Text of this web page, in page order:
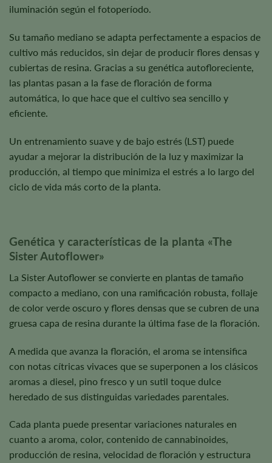
iluminación según el fotoperíodo.
Su tamaño mediano se adapta perfectamente a espacios de
cultivo más reducidos, sin dejar de producir flores densas y
cubiertas de resina. Gracias a su genética autofloreciente,
las plantas pasan a la fase de floración de forma
automática, lo que hace que el cultivo sea sencillo y
eficiente.
Un entrenamiento suave y de bajo estrés (LST) puede
ayudar a mejorar la distribución de la luz y maximizar la
producción, al tiempo que minimiza el estrés a lo largo del
ciclo de vida más corto de la planta.
Genética y características de la planta «The
Sister Autoflower»
La Sister Autoflower se convierte en plantas de tamaño
compacto a mediano, con una ramificación robusta, follaje
de color verde oscuro y flores densas que se cubren de una
gruesa capa de resina durante la última fase de la floración.
A medida que avanza la floración, el aroma se intensifica
con notas cítricas vivaces que se superponen a los clásicos
aromas a diesel, pino fresco y un sutil toque dulce
heredado de sus distinguidas variedades parentales.
Cada planta puede presentar variaciones naturales en
cuanto a aroma, color, contenido de cannabinoides,
producción de resina, velocidad de floración y estructura